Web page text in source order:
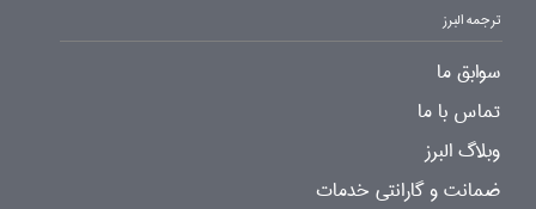
ترجمه البرز
سوابق ما
تماس با ما
وبلاگ البرز
ضمانت و گارانتی خدمات